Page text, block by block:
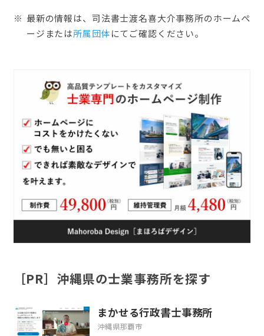
最新の情報は、司法書士渡名喜大介事務所のホームぺ
ージまたは所属団体にてご確認ください。
［PR］沖縄県の士業事務所を探す
まかせる行政書士事務所
沖縄県那覇市